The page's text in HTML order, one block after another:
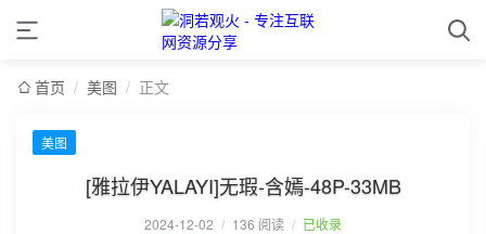
首页 / 美图 / 正文
美图
[雅拉伊YALAYI]无瑕-含嫣-48P-33MB
2024-12-02 / 136 阅读 / 已收录